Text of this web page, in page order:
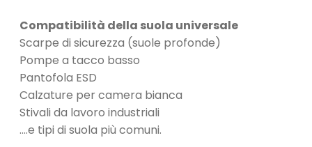
Compatibilità della suola universale
Scarpe di sicurezza (suole profonde)
Pompe a tacco basso
Pantofola ESD
Calzature per camera bianca
Stivali da lavoro industriali
....e tipi di suola più comuni.